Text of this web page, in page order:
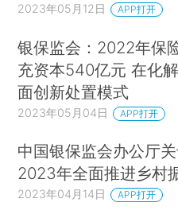
2023年05月12日 APP打开
银保监会：2022年保
充资本540亿元 在化
面创新处置模式
2023年05月04日 APP打开
中国银保监会办公厅
2023年全面推进乡村
2023年04月14日 APP打开